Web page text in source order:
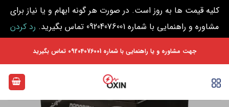
کلیه قیمت ها به روز است. در صورت هر گونه ابهام و یا نیاز برای
مشاوره و راهنمایی با شماره 09204076001 تماس بگیرید.
رد کردن
جهت مشاوره و یا راهنمایی با شماره 09204076001 تماس بگیرید